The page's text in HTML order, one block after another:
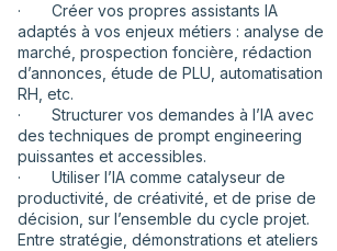
· Créer vos propres assistants IA
adaptés à vos enjeux métiers : analyse de
marché, prospection foncière, rédaction
d’annonces, étude de PLU, automatisation
RH, etc.
· Structurer vos demandes à l’IA avec
des techniques de prompt engineering
puissantes et accessibles.
· Utiliser l’IA comme catalyseur de
productivité, de créativité, et de prise de
décision, sur l’ensemble du cycle projet.
Entre stratégie, démonstrations et ateliers